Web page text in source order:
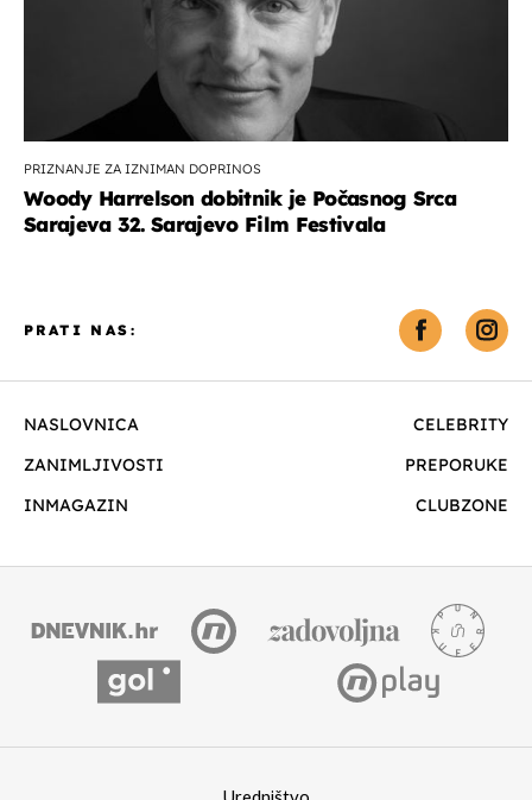
PRIZNANJE ZA IZNIMAN DOPRINOS
Woody Harrelson dobitnik je Počasnog Srca
Sarajeva 32. Sarajevo Film Festivala
NASLOVNICA
CELEBRITY
ZANIMLJIVOSTI
PREPORUKE
INMAGAZIN
CLUBZONE
PRATI NAS: